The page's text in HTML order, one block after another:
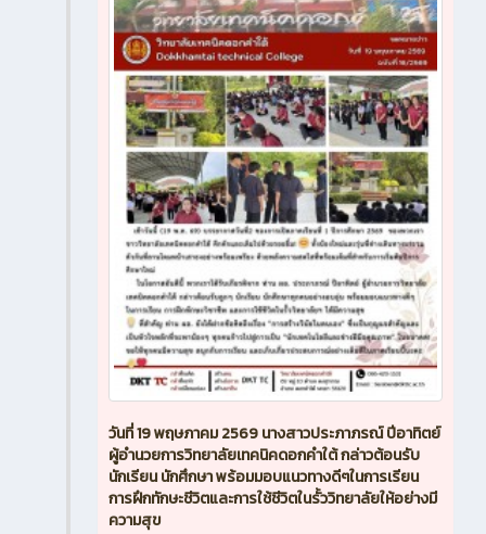
วันที่ 19 พฤษภาคม 2569 นางสาวประภาภรณ์ ปีอาทิตย์
ผู้อำนวยการวิทยาลัยเทคนิคดอกคำใต้ กล่าวต้อนรับ
นักเรียน นักศึกษา พร้อมมอบแนวทางดีๆในการเรียน
การฝึกทักษะชีวิตและการใช้ชีวิตในรั้ววิทยาลัยให้อย่างมี
ความสุข